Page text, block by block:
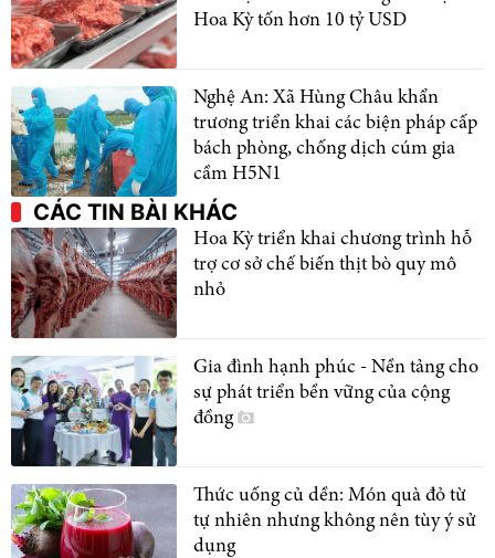
Hoa Kỳ tốn hơn 10 tỷ USD
Nghệ An: Xã Hùng Châu khẩn
trương triển khai các biện pháp cấp
bách phòng, chống dịch cúm gia
cầm H5N1
CÁC TIN BÀI KHÁC
Hoa Kỳ triển khai chương trình hỗ
trợ cơ sở chế biến thịt bò quy mô
nhỏ
Gia đình hạnh phúc - Nền tảng cho
sự phát triển bền vững của cộng
đồng
Thức uống củ dền: Món quà đỏ từ
tự nhiên nhưng không nên tùy ý sử
dụng